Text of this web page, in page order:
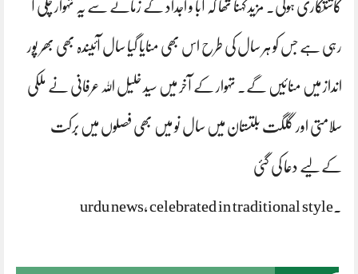
کاشتکاری ہوگی۔ مزید کہنا تھا کہ آبا و اجداد کے زمانے سے یہ تہوار چلی آ
رہی ہے جس کو ہر سال کی طرح اس بھی منایا گیا سال آئیندہ بھی بھر پور
انداز میں منائیں گے۔ تہوار کے آخر میں سید خلیل اللہ عرفانی نے ملکی
سلامتی اور گلگت بلتستان میں سال نو میں بھی فصلوں میں برکت
کےلیے دعا کی گئی